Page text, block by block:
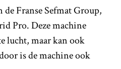
Franse Sefmat Group,
Pro. Deze machine
lucht, maar kan ook
is de machine ook